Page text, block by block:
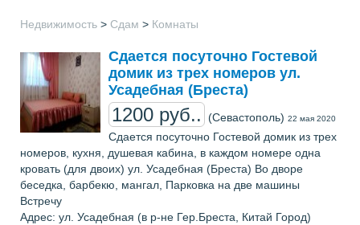
Недвижимость > Сдам > Комнаты
Сдается посуточно Гостевой
домик из трех номеров ул.
Усадебная (Бреста)
1200 руб.. (Севастополь) 22 мая 2020
Сдается посуточно Гостевой домик из трех
номеров, кухня, душевая кабина, в каждом номере одна
кровать (для двоих) ул. Усадебная (Бреста) Во дворе
беседка, барбекю, мангал, Парковка на две машины
Встречу
Адрес: ул. Усадебная (в р-не Гер.Бреста, Китай Город)